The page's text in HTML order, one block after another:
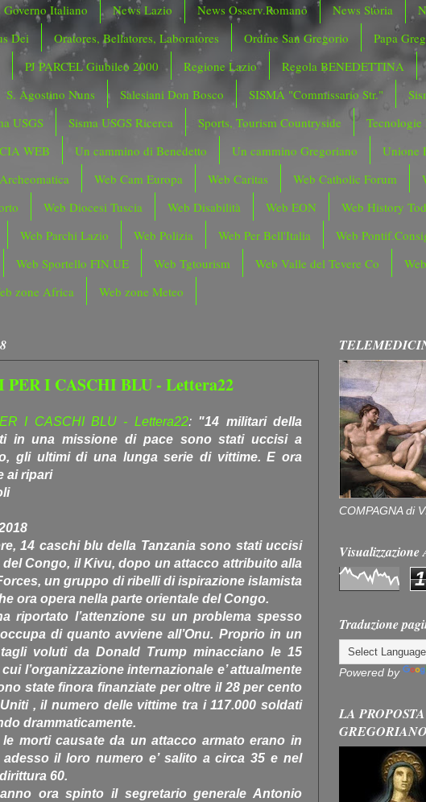
Governo Italiano News Lazio News Osserv.Romano News Storia
Dei Oratores, Bellatores, Laboratores Ordine San Gregorio
Papa
PJ PARCEL Giubileo 2000 Regione Lazio
Regola BENEDETTINA
S. Agostino Nuns Salesiani Don Bosco SISMA "Commissario Str."
USGS Sisma USGS Ricerca Sports, Tourism Countryside
Tecnologie
WEB Un cammino di Benedetto Un cammino Gregoriano
Unione
Web Cam Europa Web Caritas Web Catholic Forum
Web Diocesi Tuscia Web Disabilità Web EON
Web History
Web Parchi Lazio Web Polizia Web Per Bell'Italia
Web
Web Sportello FIN.UE Web Tgtourism Web Valle del Tevere Co
zone Africa Web zone Meteo
PER I CASCHI BLU - Lettera22
I CASCHI BLU - Lettera22: "14 militari della
in una missione di pace sono stati uccisi a
gli ultimi di una lunga serie di vittime. E ora
ai ripari
14 caschi blu della Tanzania sono stati uccisi
Congo, il Kivu, dopo un attacco attribuito alla
un gruppo di ribelli di ispirazione islamista
ora opera nella parte orientale del Congo.
riportato l’attenzione su un problema spesso
di quanto avviene all’Onu. Proprio in un
voluti da Donald Trump minacciano le 15
l’organizzazione internazionale e’ attualmente
state finora finanziate per oltre il 28 per cento
, il numero delle vittime tra i 117.000 soldati
drammaticamente.
morti causate da un attacco armato erano in
adesso il loro numero e’ salito a circa 35 e nel
60.
ora spinto il segretario generale Antonio
COMPAGNA di
1
Traduzione
Powered by
LA